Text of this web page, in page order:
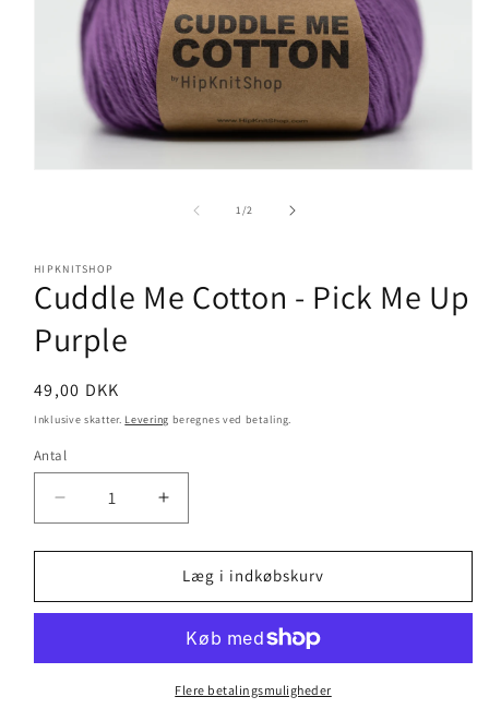
1/af2
HIPKNITSHOP
Cuddle Me Cotton - Pick Me Up
Purple
Normalpris
49,00 DKK
Inklusive skatter. Levering beregnes ved betaling.
Antal
Reducer
antallet
for
Me
Pick
Øg
antallet
for
Cuddle
Me
Pick
Me
Læg i indkøbskurv
Flere betalingsmuligheder